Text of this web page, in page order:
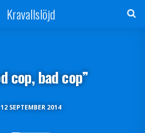
Kravallslöjd
12 SEPTEMBER 2014
cop, bad cop”